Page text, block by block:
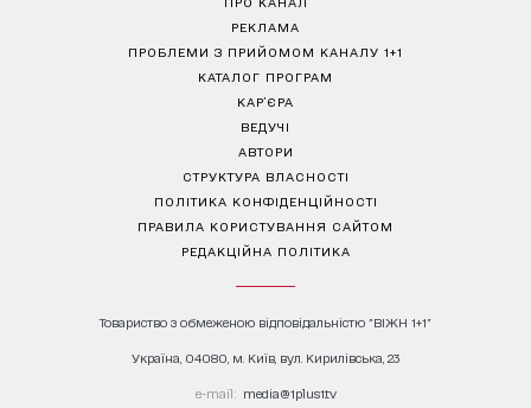
РЕКЛАМА
ПРОБЛЕМИ З ПРИЙОМОМ КАНАЛУ 1+1
КАТАЛОГ ПРОГРАМ
КАР’ЄРА
ВЕДУЧІ
АВТОРИ
СТРУКТУРА ВЛАСНОСТІ
ПОЛІТИКА КОНФІДЕНЦІЙНОСТІ
ПРАВИЛА КОРИСТУВАННЯ САЙТОМ
РЕДАКЦІЙНА ПОЛІТИКА
Товариство з обмеженою відповідальністю "ВІЖН 1+1"
Україна, 04080, м. Київ, вул. Кирилівська, 23
е-mail: media@1plus1.tv